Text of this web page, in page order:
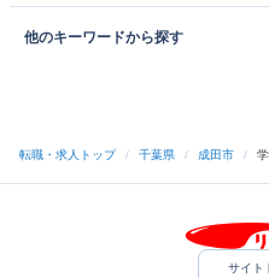
他のキーワードから探す
転職・求人トップ / 千葉県 / 成田市 /
サイト